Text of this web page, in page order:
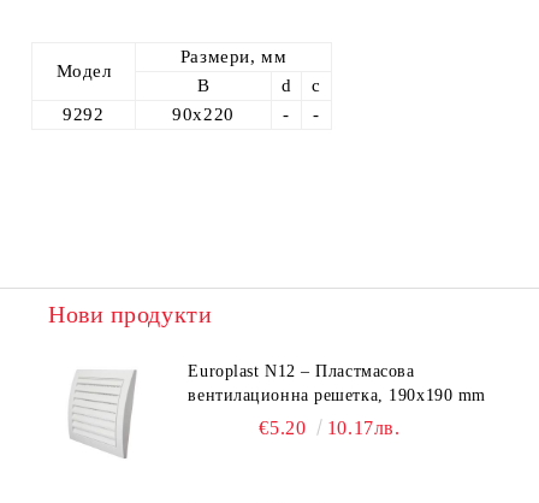
Модел
Размери, мм
B
d
c
9292
90х220 - -
Нови продукти
Europlast N12 – Пластмасова
вентилационна решетка, 190x190 mm
€5.20 10.17лв.